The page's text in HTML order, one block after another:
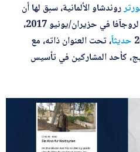
روندشاو الألمانية، سبق لها أن
تحت عنوان سينما لروجآفا في حزيران/يونيو 2017،
حديثاً، تحت العنوان ذاته، مع
كأحد المشاركين في تأسيس